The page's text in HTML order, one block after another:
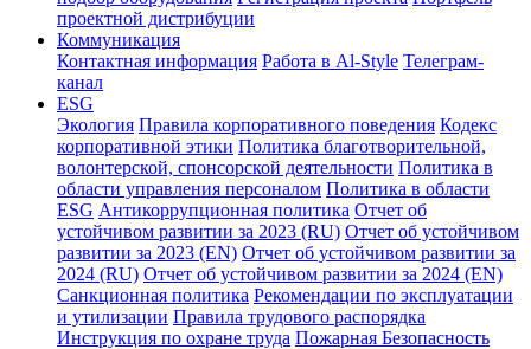
проектной дистрибуции
Коммуникация
Контактная информация Работа в Al-Style Телеграм-
канал
ESG
Экология Правила корпоративного поведения Кодекс
корпоративной этики Политика благотворительной,
волонтерской, спонсорской деятельности Политика в
области управления персоналом Политика в области
ESG Антикоррупционная политика Отчет об
устойчивом развитии за 2023 (RU) Отчет об устойчивом
развитии за 2023 (EN) Отчет об устойчивом развитии за
2024 (RU) Отчет об устойчивом развитии за 2024 (EN)
Санкционная политика Рекомендации по эксплуатации
и утилизации Правила трудового распорядка
Инструкция по охране труда Пожарная Безопасность